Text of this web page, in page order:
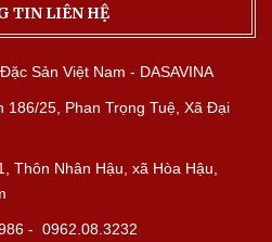
TIN LIÊN HỆ
Sản Việt Nam - DASAVINA
186/25, Phan Trọng Tuệ, Xã Đại
Thôn Nhân Hậu, xã Hòa Hậu,
- 0962.08.3232